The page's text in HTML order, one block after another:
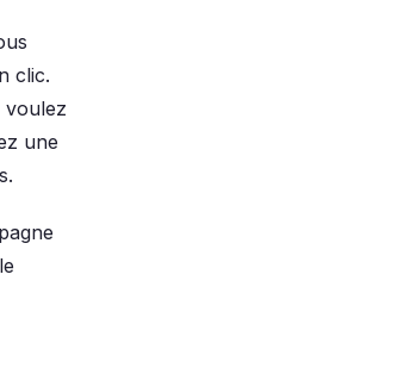
clic.
voulez
une